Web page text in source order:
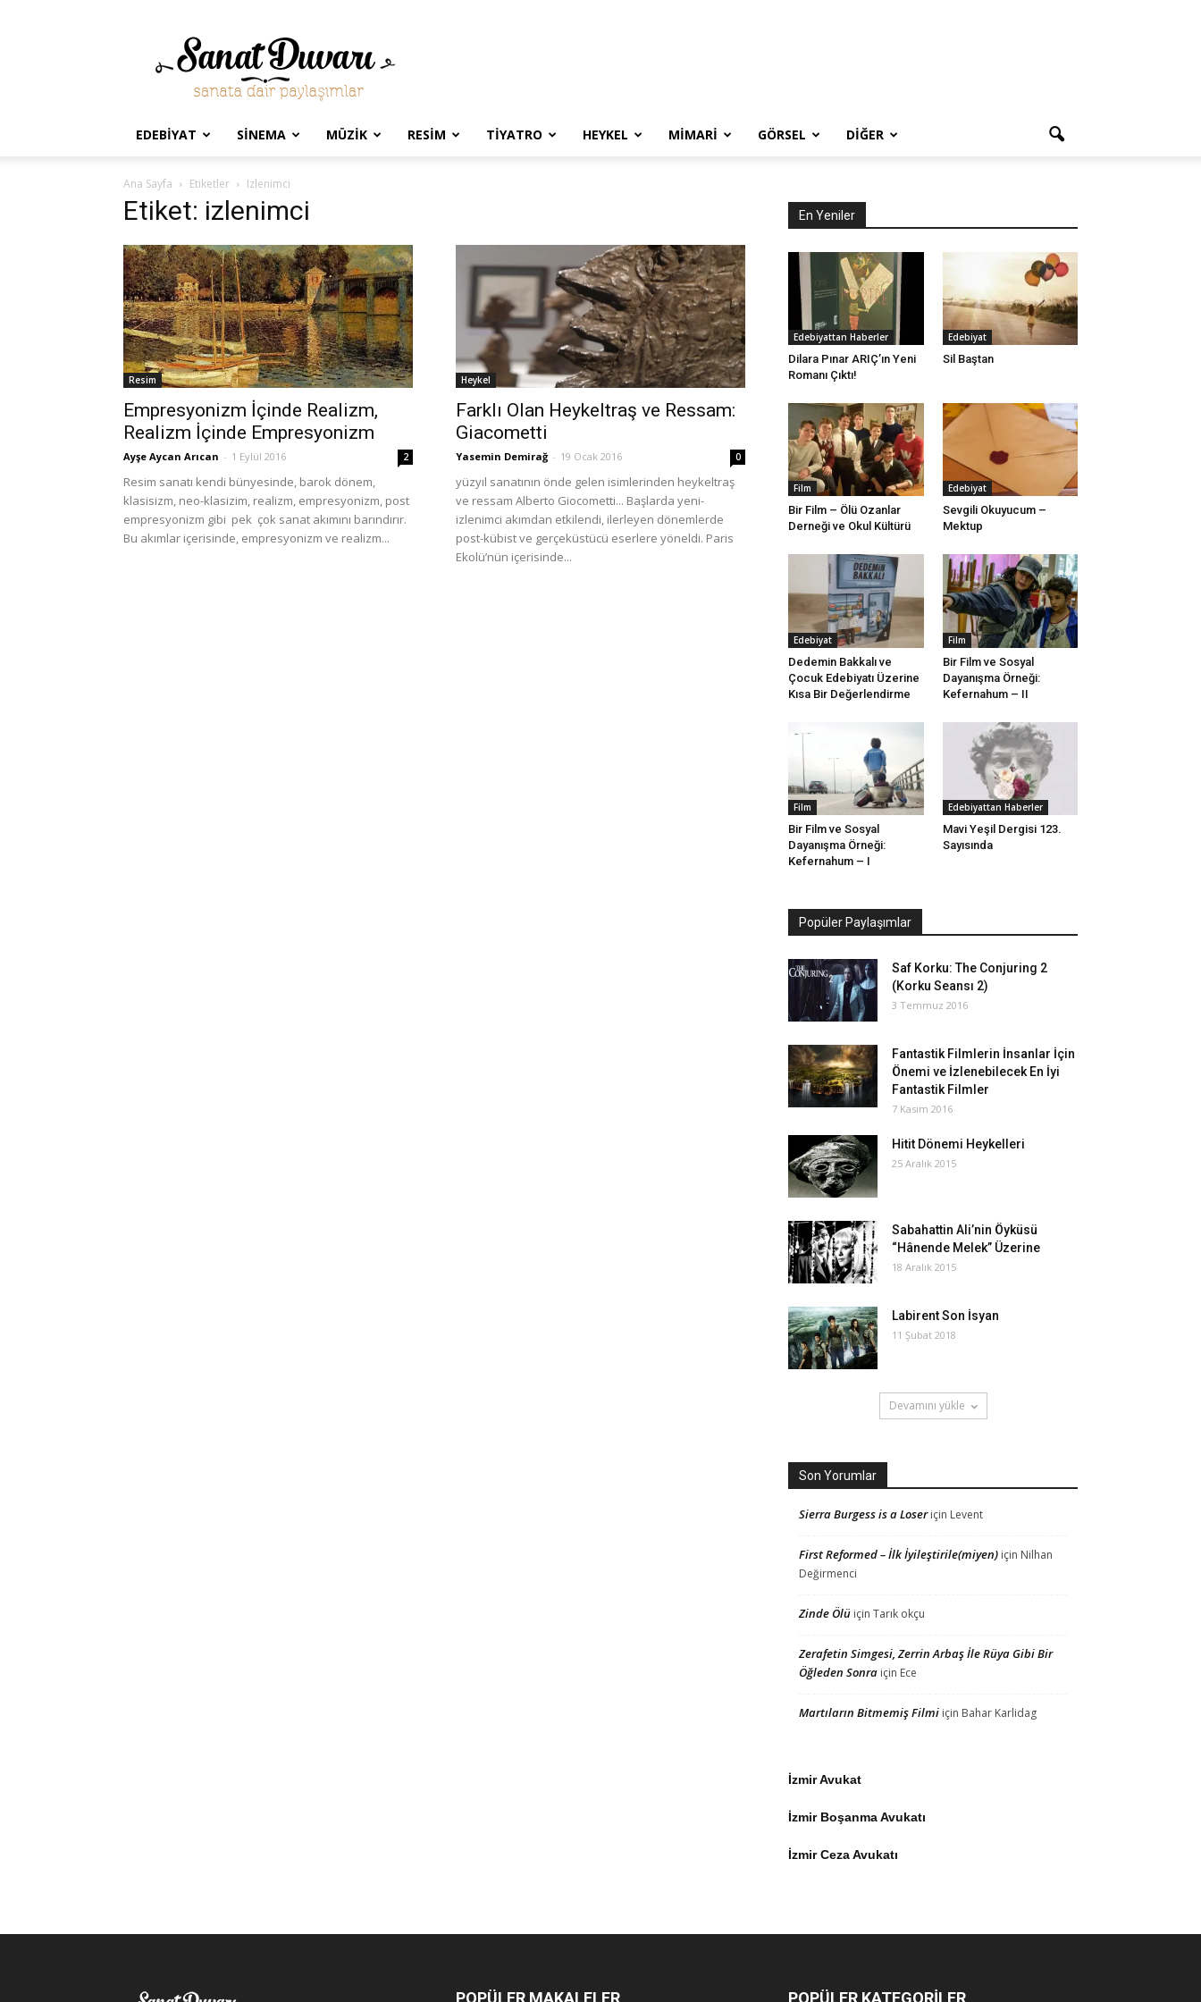
Sanat
Duvarı
EDEBIYAT SINEMA MÜZIK RESIM TIYATRO HEYKEL MIMARI GÖRSEL DIĞER
Ana Sayfa Etiketler Izlenimci
Etiket: izlenimci
Resim
Empresyonizm İçinde Realizm,
Realizm İçinde Empresyonizm
Ayşe Aycan Arıcan - 1 Eylül 2016 2
Resim sanatı kendi bünyesinde, barok dönem,
klasisizm, neo-klasizim, realizm, empresyonizm, post
empresyonizm gibi pek çok sanat akımını barındırır.
Bu akımlar içerisinde, empresyonizm ve realizm...
Heykel
Farklı Olan Heykeltraş ve Ressam:
Giacometti
Yasemin Demirağ - 19 Ocak 2016 0
yüzyıl sanatının önde gelen isimlerinden heykeltraş
ve ressam Alberto Giocometti... Başlarda yeni-
izlenimci akımdan etkilendi, ilerleyen dönemlerde
post-kübist ve gerçeküstücü eserlere yöneldi. Paris
Ekolü’nün içerisinde...
En Yeniler
Edebiyattan Haberler
Dilara Pınar ARIÇ’ın Yeni
Romanı Çıktı!
Edebiyat
Sil Baştan
Film
Bir Film – Ölü Ozanlar
Derneği ve Okul Kültürü
Edebiyat
Sevgili Okuyucum –
Mektup
Edebiyat
Dedemin Bakkalı ve
Çocuk Edebiyatı Üzerine
Kısa Bir Değerlendirme
Film
Bir Film ve Sosyal
Dayanışma Örneği:
Kefernahum – II
Film
Bir Film ve Sosyal
Dayanışma Örneği:
Kefernahum – I
Edebiyattan Haberler
Mavi Yeşil Dergisi 123.
Sayısında
Popüler Paylaşımlar
Saf Korku: The Conjuring 2
(Korku Seansı 2)
3 Temmuz 2016
Fantastik Filmlerin İnsanlar İçin
Önemi ve İzlenebilecek En İyi
Fantastik Filmler
7 Kasım 2016
Hitit Dönemi Heykelleri
25 Aralık 2015
Sabahattin Ali’nin Öyküsü
“Hânende Melek” Üzerine
18 Aralık 2015
Labirent Son İsyan
11 Şubat 2018
Devamını yükle
Son Yorumlar
Sierra Burgess is a Loseriçin Levent
First Reformed – İlk İyileştirile(miyen) için Nilhan
Değirmenci
Zinde Ölü için Tarık okçu
Zerafetin Simgesi, Zerrin Arbaş İle Rüya Gibi Bir
Öğleden Sonra için Ece
Martıların Bitmemiş Filmi için Bahar Karlidag
İzmir Avukat
İzmir Boşanma Avukatı
İzmir Ceza Avukatı
POPÜLER MAKALELER POPÜLER KATEGORİLER